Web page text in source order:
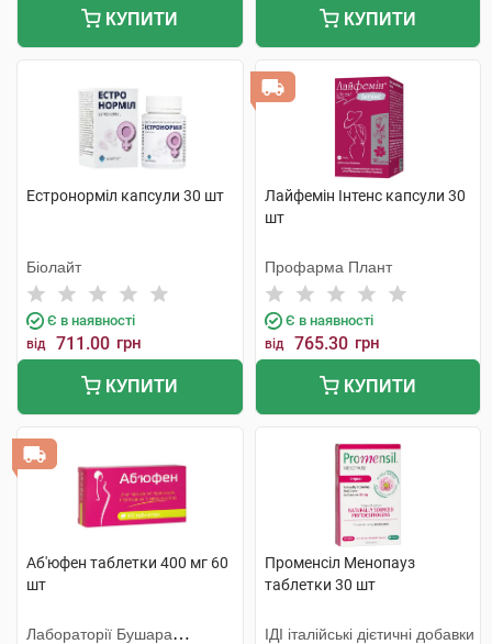
КУПИТИ КУПИТИ
Естронорміл капсули 30 шт
Біолайт
Є в наявності
від 711.00 грн
КУПИТИ
Лайфемін Інтенс капсули 30
шт
Профарма Плант
Є в наявності
від 765.30 грн
КУПИТИ
Аб'юфен таблетки 400 мг 60
шт
Лабораторії Бушара
Променсіл Менопауз
таблетки 30 шт
ІДІ італійські дієтичні добавки